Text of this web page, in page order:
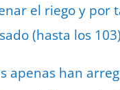
el riego y por
(hasta los
apenas han